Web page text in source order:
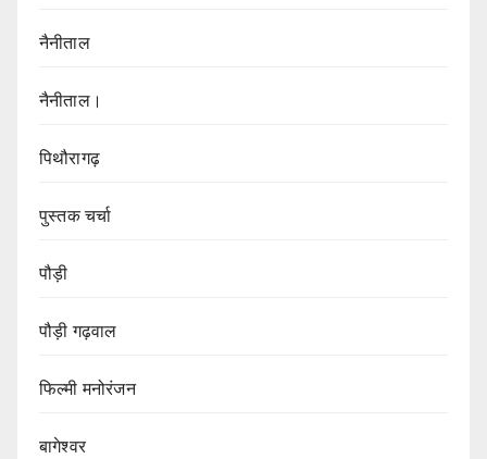
नैनीताल
नैनीताल।
पिथौरागढ़
पुस्तक चर्चा
पौड़ी
पौड़ी गढ़वाल
फिल्मी मनोरंजन
बागेश्वर